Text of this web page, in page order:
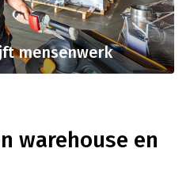
mensenwerk
warehouse en